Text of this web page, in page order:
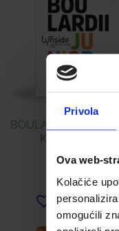
Privola
Ova web-
Kolačiće
omogućili
BOULARDII JUNIOR
KAPSULE Á 10
Dodaj u listu